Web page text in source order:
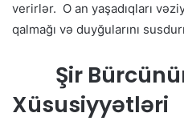
verirlər. O an yaşadıqları
qalmağı və duyğularını
Şir
Xüsusiyyətləri